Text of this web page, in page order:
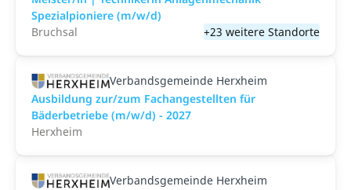
Spezialpioniere (m/w/d)
Bruchsal
+23 weitere Standorte
Verbandsgemeinde Herxheim
Ausbildung zur/zum Fachangestellten für
Bäderbetriebe (m/w/d) - 2027
Herxheim
Verbandsgemeinde Herxheim